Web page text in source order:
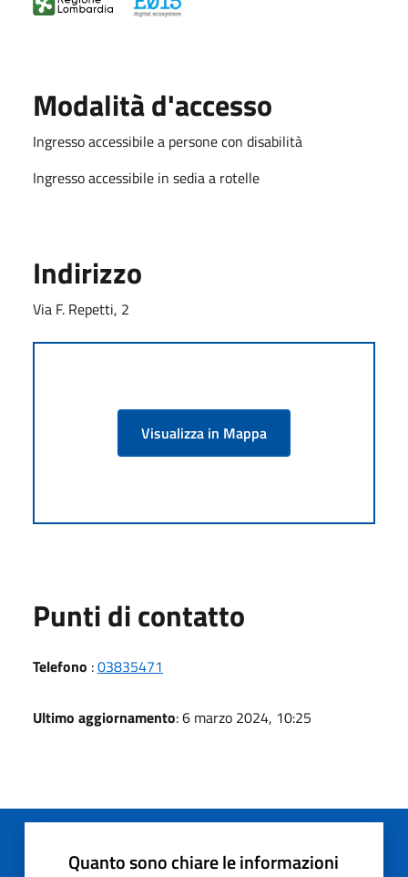
Modalità d'accesso
Ingresso accessibile a persone con disabilità
Ingresso accessibile in sedia a rotelle
Indirizzo
Via F. Repetti, 2
Visualizza in Mappa
Punti di contatto
Telefono :03835471
Ultimo aggiornamento: 6 marzo 2024, 10:25
Quanto sono chiare le informazioni